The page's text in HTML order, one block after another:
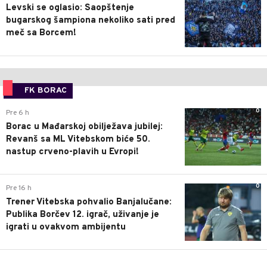
Levski se oglasio: Saopštenje
bugarskog šampiona nekoliko sati pred
meč sa Borcem!
FK BORAC
0
Pre 6 h
Borac u Mađarskoj obilježava jubilej:
Revanš sa ML Vitebskom biće 50.
nastup crveno-plavih u Evropi!
0
Pre 16 h
Trener Vitebska pohvalio Banjalučane:
Publika Borčev 12. igrač, uživanje je
igrati u ovakvom ambijentu